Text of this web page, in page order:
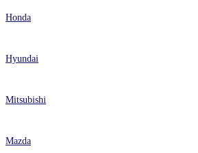
Honda
Hyundai
Mitsubishi
Mazda